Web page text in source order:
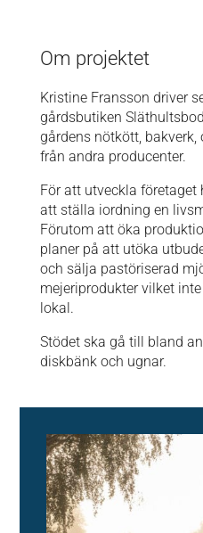
Om projektet
Kristine Fransson driver
gårdsbutiken
gårdens nötkött,
från andra producenter.
För att utveckla
att ställa iordning en
Förutom att öka
planer på att utöka
och sälja pastöriserad
mejeriprodukter vilket
lokal.
Stödet ska gå till bland
diskbänk och ugnar.